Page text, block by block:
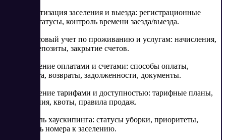
✓ Автоматизация заселения и выезда: регистрационные
данные, статусы, контроль времени заезда/выезда.
✓ Финансовый учет по проживанию и услугам: начисления,
скидки, депозиты, закрытие счетов.
✓ Управление оплатами и счетами: способы оплаты,
предоплата, возвраты, задолженности, документы.
✓ Управление тарифами и доступностью: тарифные планы,
ограничения, квоты, правила продаж.
✓ Контроль хаускипинга: статусы уборки, приоритеты,
готовность номера к заселению.